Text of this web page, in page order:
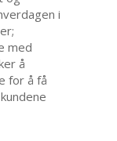
i
med
å
for å få